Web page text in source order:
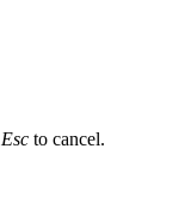
Esc to cancel.